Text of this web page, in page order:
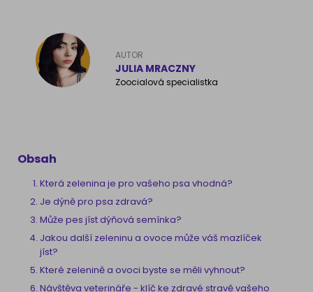
Zlatý retrívr
Německý ovčák
Kanadský Sphynx
AUTOR
JULIA MRACZNY
Zoocialová specialistka
Obsah
Která zelenina je pro vašeho psa vhodná?
Je dýně pro psa zdravá?
Může pes jíst dýňová semínka?
Jakou další zeleninu a ovoce může váš mazlíček
jíst?
Které zelenině a ovoci byste se měli vyhnout?
Návštěva veterináře - klíč ke zdravé stravě vašeho